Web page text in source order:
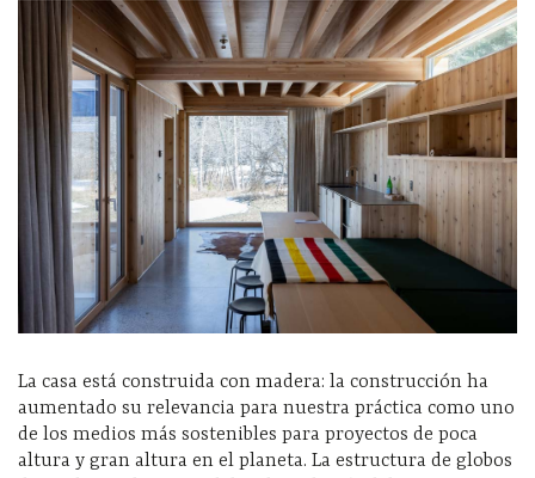
La casa está construida con madera: la construcción ha
aumentado su relevancia para nuestra práctica como uno
de los medios más sostenibles para proyectos de poca
altura y gran altura en el planeta. La estructura de globos